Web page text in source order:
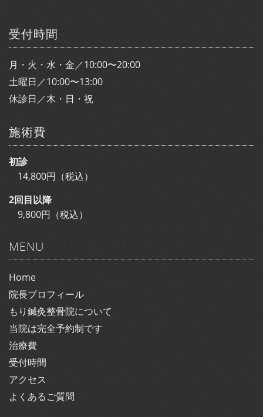
受付時間
月・火・水・金／10:00〜20:00
土曜日／10:00〜13:00
休診日／木・日・祝
施術費
初診
14,800円（税込）
2回目以降
9,800円（税込）
MENU
Home
院長プロフィール
もり鍼灸整骨院について
当院は完全予約制です
治療費
受付時間
アクセス
よくあるご質問